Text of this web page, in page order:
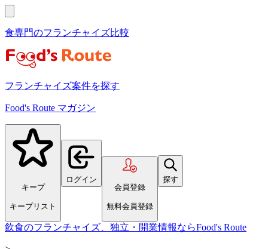
食専門のフランチャイズ比較
フランチャイズ案件を探す
Food's Route マガジン
キープ
キープリスト
ログイン
会員登録
無料会員登録
探す
飲食のフランチャイズ、独立・開業情報ならFood's Route